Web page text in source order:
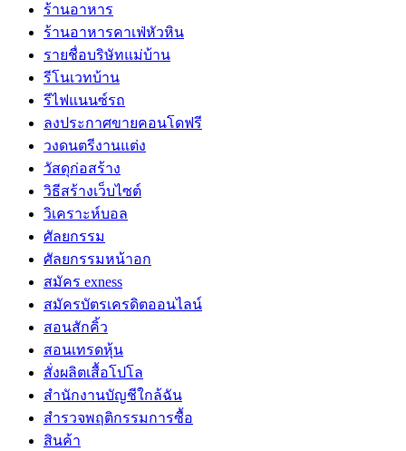
ร้านอาหาร
ร้านอาหารคาเฟ่หัวหิน
รายชื่อบริษัทแม่บ้าน
รีโนเวทบ้าน
รีไฟแนนซ์รถ
ลงประกาศขายคอนโดฟรี
วงดนตรีงานแต่ง
วัสดุก่อสร้าง
วิธีสร้างเว็บไซต์
วิเคราะห์บอล
ศัลยกรรม
ศัลยกรรมหน้าอก
สมัคร exness
สมัครบัตรเครดิตออนไลน์
สอนสักคิ้ว
สอนเทรดหุ้น
สั่งผลิตเสื้อโปโล
สำนักงานบัญชีใกล้ฉัน
สำรวจพฤติกรรมการซื้อ
สินค้า